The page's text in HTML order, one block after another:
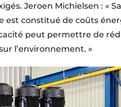
Jeroen Michielsen : «
est constitué de coûts
peut permettre de
l’environnement. »